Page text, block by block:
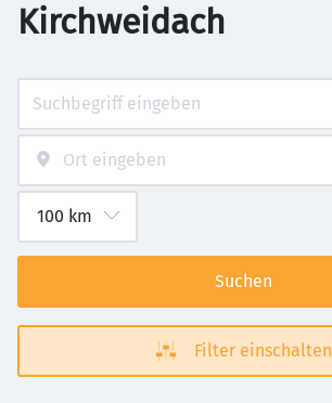
Kirchweidach
Suchen
Filter einschalten